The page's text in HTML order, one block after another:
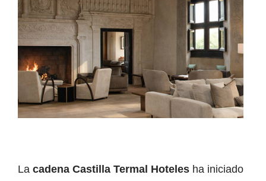
La cadena Castilla Termal Hoteles ha iniciado